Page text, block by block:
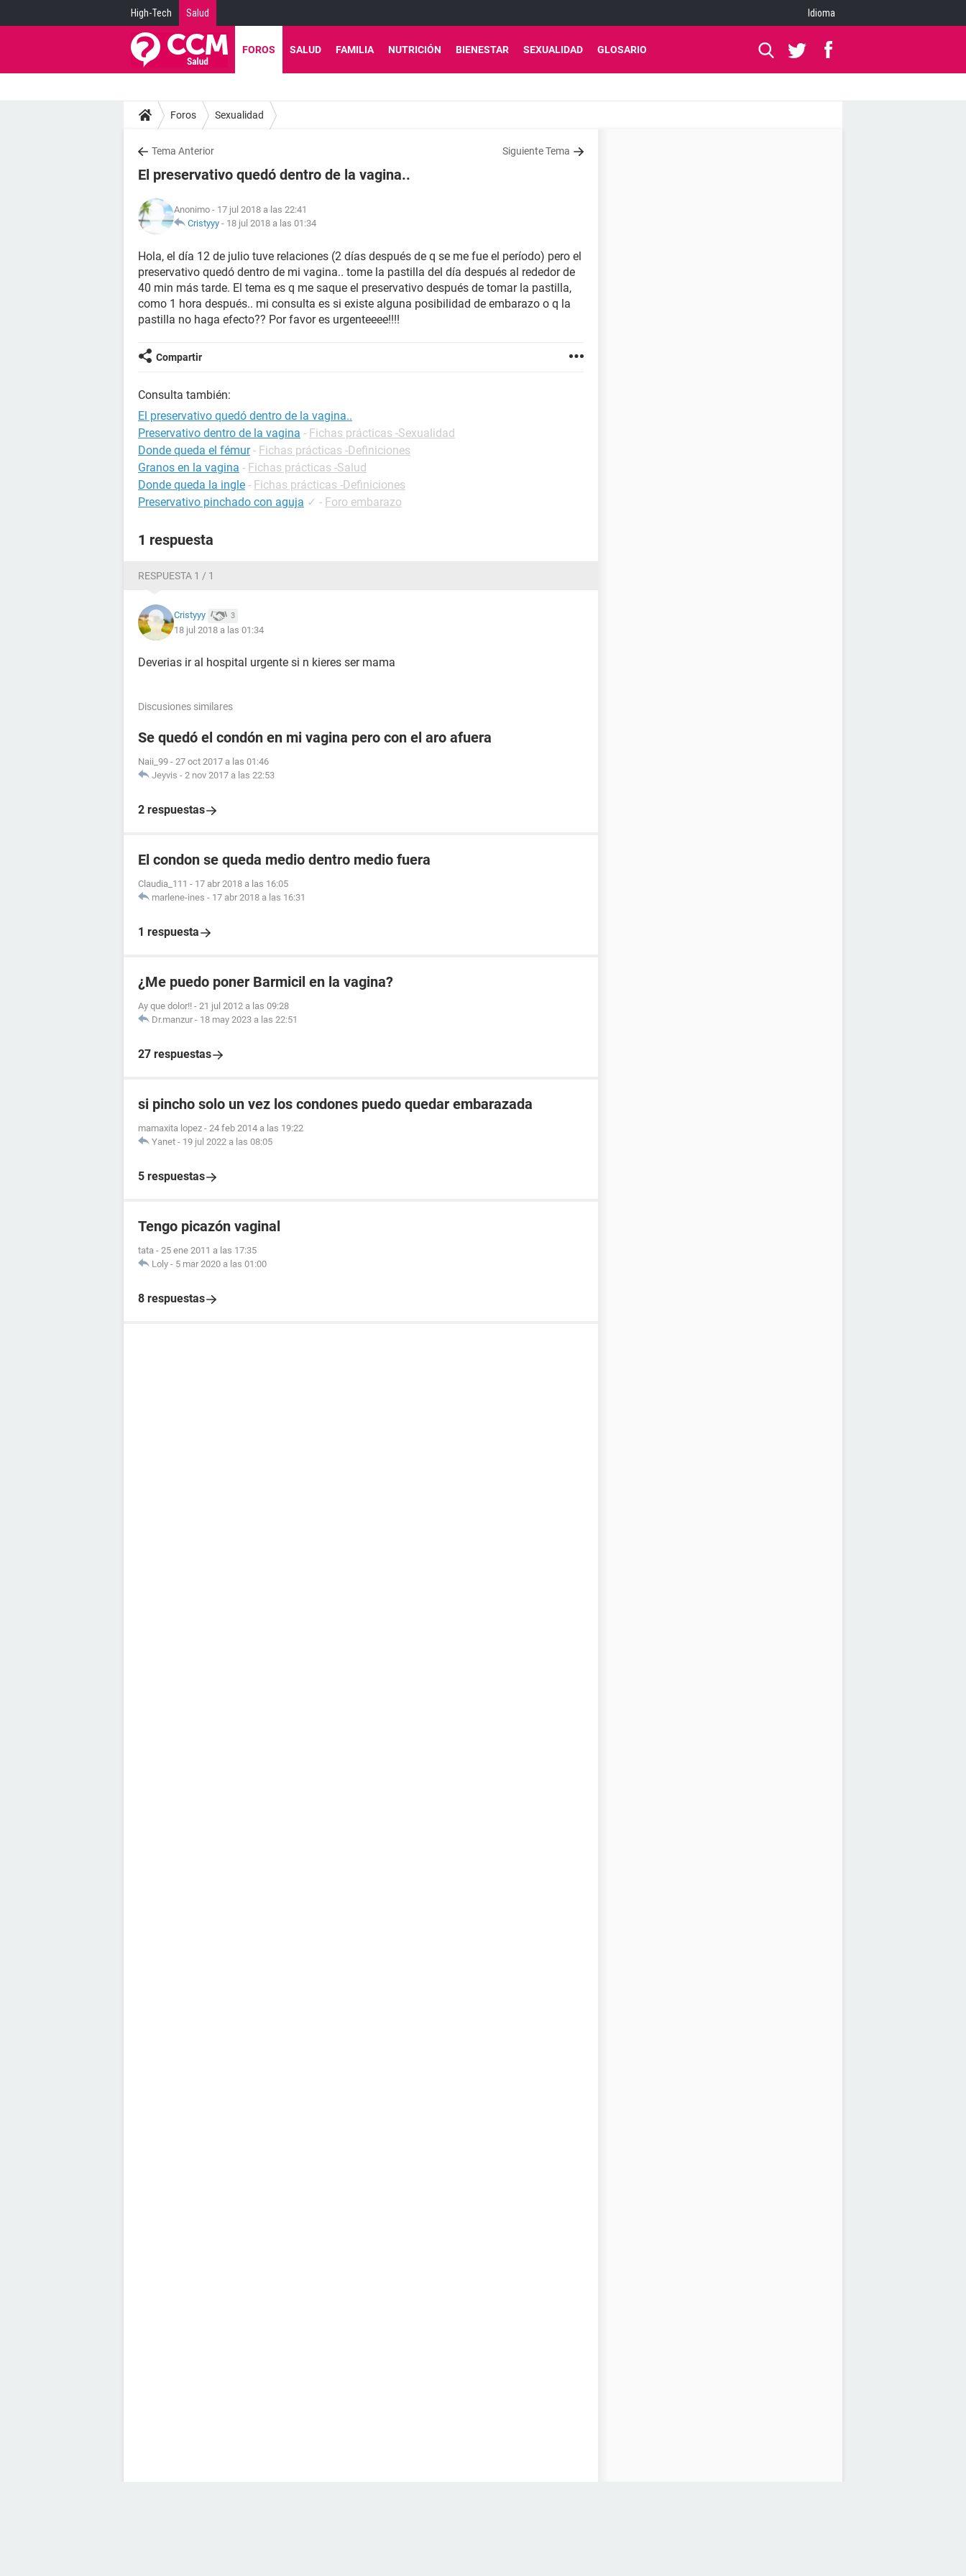
High-Tech Salud Idioma
FOROS SALUD FAMILIA NUTRICIÓN BIENESTAR SEXUALIDAD GLOSARIO
Foros Sexualidad
Tema Anterior Siguiente Tema
El preservativo quedó dentro de la vagina..
Anonimo - 17 jul 2018 a las 22:41
Cristyyy - 18 jul 2018 a las 01:34
Hola, el día 12 de julio tuve relaciones (2 días después de q se me fue el período) pero el
preservativo quedó dentro de mi vagina.. tome la pastilla del día después al rededor de
40 min más tarde. El tema es q me saque el preservativo después de tomar la pastilla,
como 1 hora después.. mi consulta es si existe alguna posibilidad de embarazo o q la
pastilla no haga efecto?? Por favor es urgenteeee!!!!
Compartir
Consulta también:
El preservativo quedó dentro de la vagina..
Preservativo dentro de la vagina - Fichas prácticas -Sexualidad
Donde queda el fémur - Fichas prácticas -Definiciones
Granos en la vagina - Fichas prácticas -Salud
Donde queda la ingle - Fichas prácticas -Definiciones
Preservativo pinchado con aguja ✓ - Foro embarazo
1 respuesta
RESPUESTA 1 / 1
Cristyyy 3
18 jul 2018 a las 01:34
Deverias ir al hospital urgente si n kieres ser mama
Discusiones similares
Se quedó el condón en mi vagina pero con el aro afuera
Naii_99 - 27 oct 2017 a las 01:46
Jeyvis - 2 nov 2017 a las 22:53
2 respuestas
El condon se queda medio dentro medio fuera
Claudia_111 - 17 abr 2018 a las 16:05
marlene-ines - 17 abr 2018 a las 16:31
1 respuesta
¿Me puedo poner Barmicil en la vagina?
Ay que dolor!! - 21 jul 2012 a las 09:28
Dr.manzur - 18 may 2023 a las 22:51
27 respuestas
si pincho solo un vez los condones puedo quedar embarazada
mamaxita lopez - 24 feb 2014 a las 19:22
Yanet - 19 jul 2022 a las 08:05
5 respuestas
Tengo picazón vaginal
tata - 25 ene 2011 a las 17:35
Loly - 5 mar 2020 a las 01:00
8 respuestas